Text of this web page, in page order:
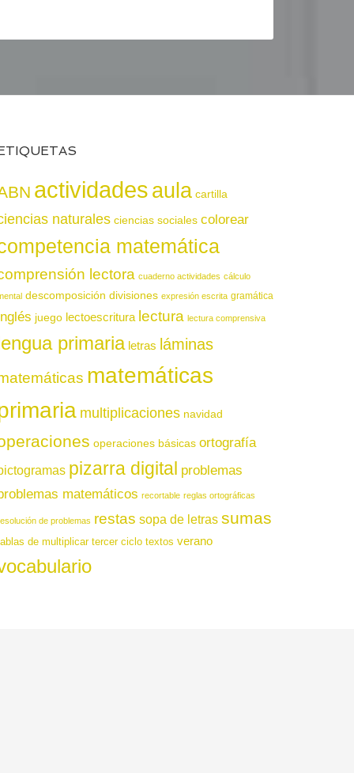
actividadesaula cartilla
naturales ciencias sociales colorear
matemática
lectora cuaderno actividades cálculo
descomposición divisiones expresión escrita gramática
juego lectoescritura lectura lectura comprensiva
primaria letras láminas
matemáticas
multiplicaciones navidad
operaciones básicas ortografía
pizarra digital problemas
matemáticos recortable reglas ortográficas
de problemas restas sopa de letras sumas
de multiplicar tercer ciclo textos verano